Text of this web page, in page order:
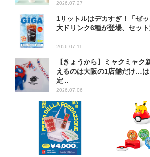
2026.07.27
1リットルはデカすぎ！「ゼ
大ドリンク6種が登場、セッ
2026.07.11
【きょうから】ミャクミャク
えるのは大阪の1店舗だけ…
定...
2026.07.06